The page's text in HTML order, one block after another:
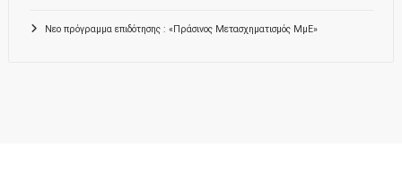
Νεο πρόγραμμα επιδότησης : «Πράσινος Μετασχηματισμός ΜμΕ»